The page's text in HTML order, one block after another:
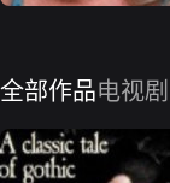
全部作品电视剧